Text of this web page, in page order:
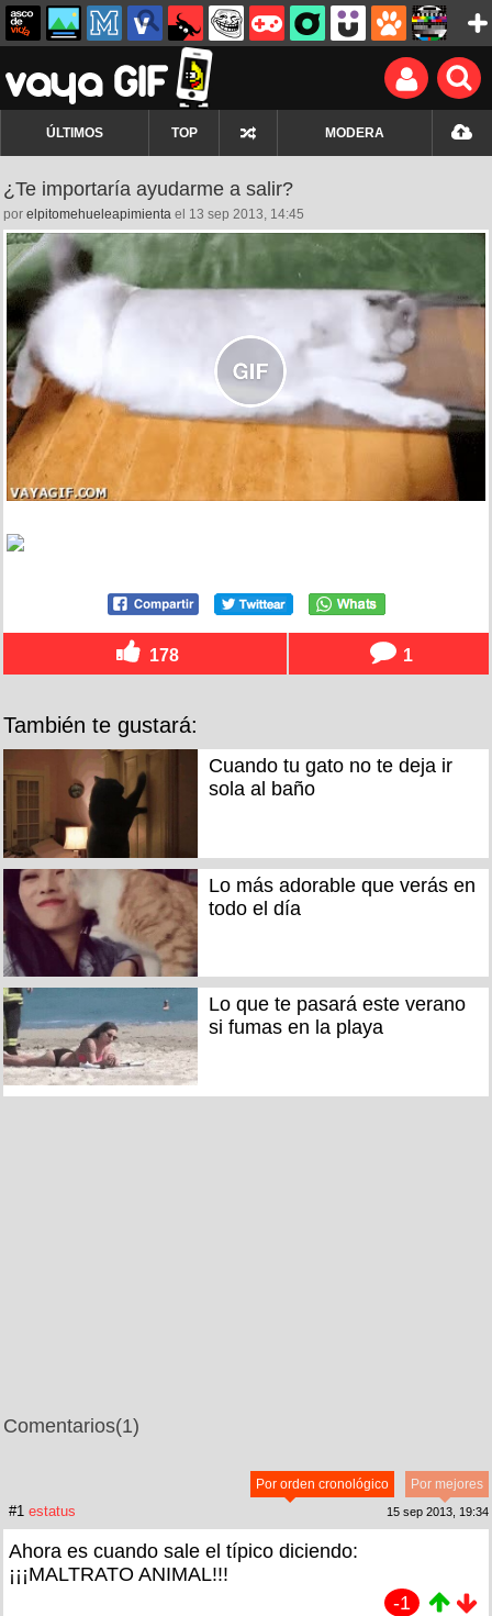
ÚLTIMOS TOP MODERA
¿Te importaría ayudarme a salir?
por elpitomehueleapimienta el 13 sep 2013, 14:45
178 1
También te gustará:
Cuando tu gato no te deja ir
sola al baño
Lo más adorable que verás en
todo el día
Lo que te pasará este verano
si fumas en la playa
Comentarios(1)
Por mejores
Por orden cronológico
#1 estatus 15 sep 2013, 19:34
Ahora es cuando sale el típico diciendo:
¡¡¡MALTRATO ANIMAL!!!
-1